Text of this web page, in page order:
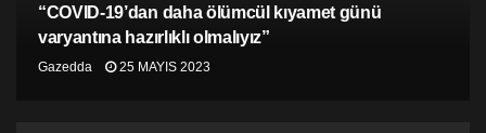
“COVID-19’dan daha ölümcül kıyamet günü
varyantına hazırlıklı olmalıyız”
Gazedda 25 MAYIS 2023